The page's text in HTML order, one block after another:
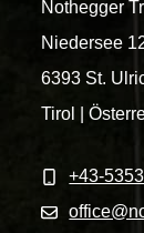
Nothegger
Niedersee
6393 St.
Tirol |
+43-